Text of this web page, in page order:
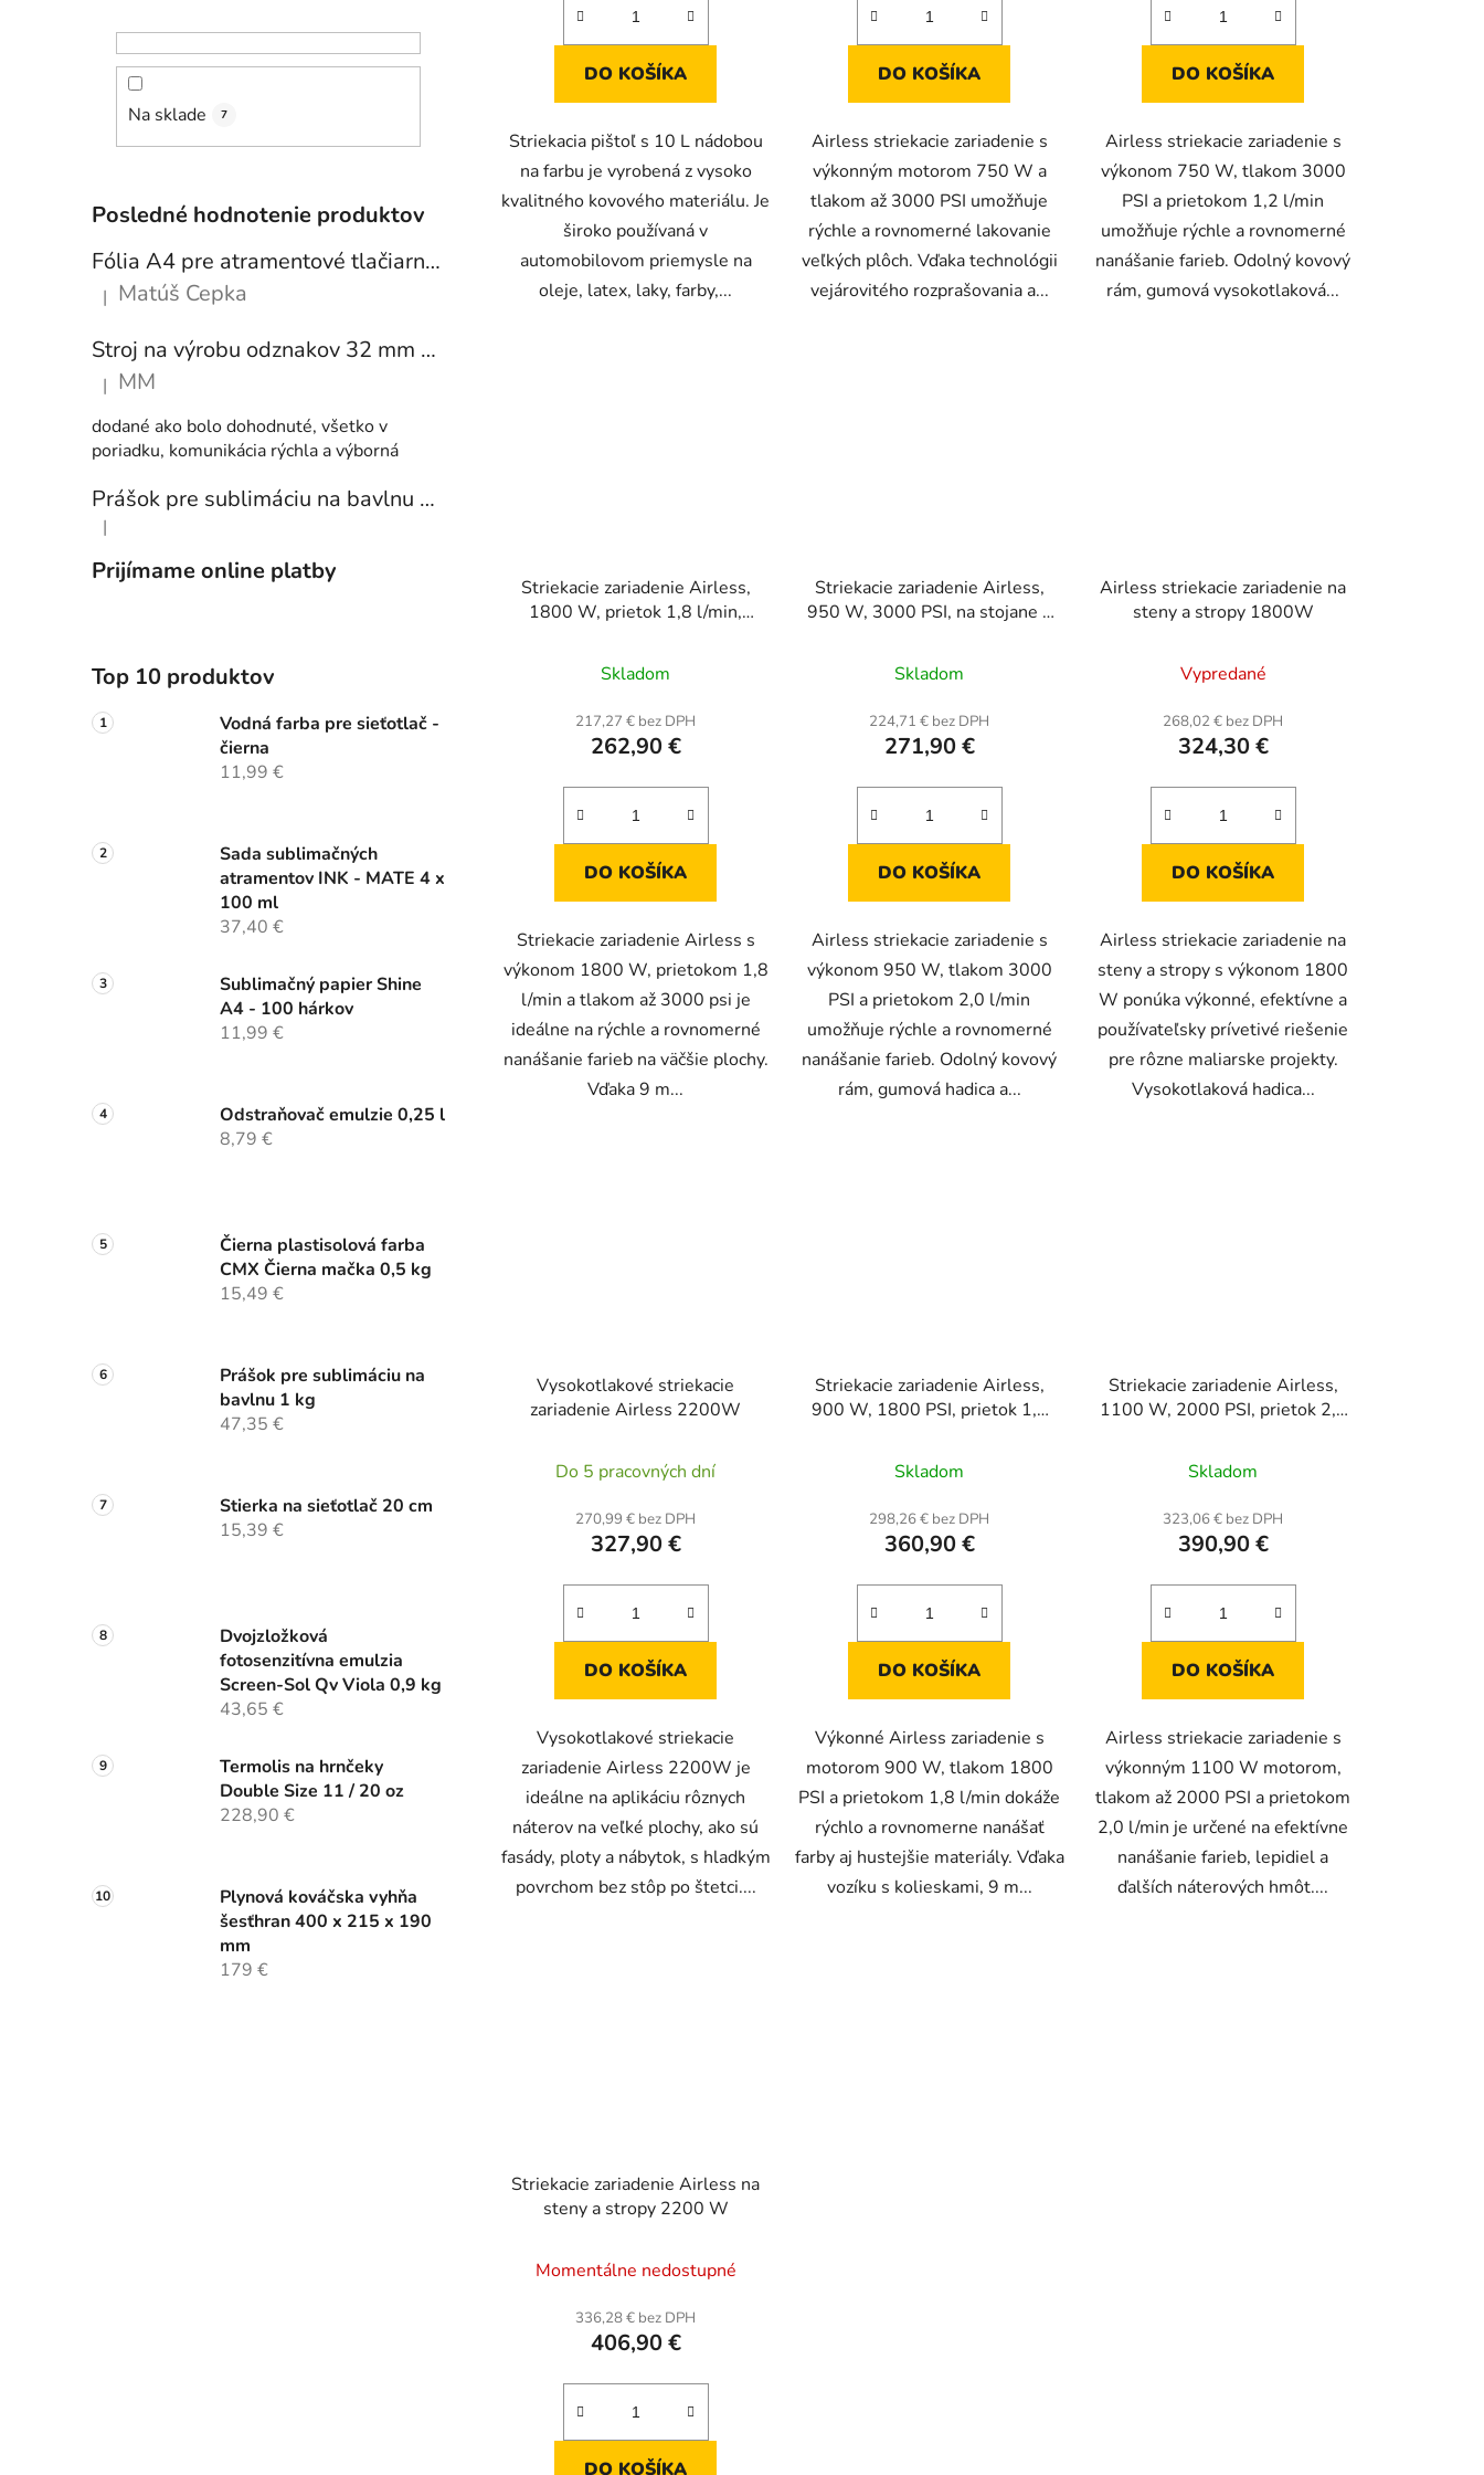
Na sklade 7
Posledné hodnotenie produktov
Fólia A4 pre atramentové tlačiarne - sada 10 ks
Hodnotenie produktu je 5 z 5 hviezdičiek.
| Matúš Cepka
Stroj na výrobu odznakov 32 mm a 58 mm + 250 ks odznakov
Hodnotenie produktu je 5 z 5 hviezdičiek.
| MM
dodané ako bolo dohodnuté, všetko v
poriadku, komunikácia rýchla a výborná
Prášok pre sublimáciu na bavlnu 1 kg
Hodnotenie produktu je 5 z 5 hviezdičiek.
|
Prijímame online platby
Top 10 produktov
Vodná farba pre sieťotlač -
čierna
11,99 €
Sada sublimačných
atramentov INK - MATE 4 x
100 ml
37,40 €
Sublimačný papier Shine
A4 - 100 hárkov
11,99 €
Odstraňovač emulzie 0,25 l
8,79 €
Čierna plastisolová farba
CMX Čierna mačka 0,5 kg
15,49 €
Prášok pre sublimáciu na
bavlnu 1 kg
47,35 €
Stierka na sieťotlač 20 cm
15,39 €
Dvojzložková
fotosenzitívna emulzia
Screen-Sol Qv Viola 0,9 kg
43,65 €
Termolis na hrnčeky
Double Size 11 / 20 oz
228,90 €
Plynová kováčska vyhňa
šesťhran 400 x 215 x 190
mm
179 €
DO KOŠÍKA
Striekacia pištoľ s 10 L nádobou
na farbu je vyrobená z vysoko
kvalitného kovového materiálu. Je
široko používaná v
automobilovom priemysle na
oleje, latex, laky, farby,...
DO KOŠÍKA
Airless striekacie zariadenie s
výkonným motorom 750 W a
tlakom až 3000 PSI umožňuje
rýchle a rovnomerné lakovanie
veľkých plôch. Vďaka technológii
vejárovitého rozprašovania a...
DO KOŠÍKA
Airless striekacie zariadenie s
výkonom 750 W, tlakom 3000
PSI a prietokom 1,2 l/min
umožňuje rýchle a rovnomerné
nanášanie farieb. Odolný kovový
rám, gumová vysokotlaková...
Striekacie zariadenie Airless,
1800 W, prietok 1,8 l/min,
Skladom
217,27 € bez DPH
262,90 €
DO KOŠÍKA
Striekacie zariadenie Airless s
výkonom 1800 W, prietokom 1,8
l/min a tlakom až 3000 psi je
ideálne na rýchle a rovnomerné
nanášanie farieb na väčšie plochy.
Vďaka 9 m...
Striekacie zariadenie Airless,
950 W, 3000 PSI, na stojane s
hadica
Skladom
224,71 € bez DPH
271,90 €
DO KOŠÍKA
Airless striekacie zariadenie s
výkonom 950 W, tlakom 3000
PSI a prietokom 2,0 l/min
umožňuje rýchle a rovnomerné
nanášanie farieb. Odolný kovový
rám, gumová hadica a...
Airless striekacie zariadenie na
steny a stropy 1800W
Vypredané
268,02 € bez DPH
324,30 €
DO KOŠÍKA
Airless striekacie zariadenie na
steny a stropy s výkonom 1800
W ponúka výkonné, efektívne a
používateľsky prívetivé riešenie
pre rôzne maliarske projekty.
Vysokotlaková hadica...
Vysokotlakové striekacie
zariadenie Airless 2200W
Do 5 pracovných dní
270,99 € bez DPH
327,90 €
DO KOŠÍKA
Vysokotlakové striekacie
zariadenie Airless 2200W je
ideálne na aplikáciu rôznych
náterov na veľké plochy, ako sú
fasády, ploty a nábytok, s hladkým
povrchom bez stôp po štetci....
Striekacie zariadenie Airless,
900 W, 1800 PSI, prietok 1,8
pištoľ + 9 m hadica a
predlžovacia tyč
Skladom
298,26 € bez DPH
360,90 €
DO KOŠÍKA
Výkonné Airless zariadenie s
motorom 900 W, tlakom 1800
PSI a prietokom 1,8 l/min dokáže
rýchlo a rovnomerne nanášať
farby aj hustejšie materiály. Vďaka
vozíku s kolieskami, 9 m...
Striekacie zariadenie Airless,
1100 W, 2000 PSI, prietok 2,0
pištoľ + 9 m hadica a
predlžovacia tyč
Skladom
323,06 € bez DPH
390,90 €
DO KOŠÍKA
Airless striekacie zariadenie s
výkonným 1100 W motorom,
tlakom až 2000 PSI a prietokom
2,0 l/min je určené na efektívne
nanášanie farieb, lepidiel a
ďalších náterových hmôt....
Striekacie zariadenie Airless na
steny a stropy 2200 W
Momentálne nedostupné
336,28 € bez DPH
406,90 €
DO KOŠÍKA